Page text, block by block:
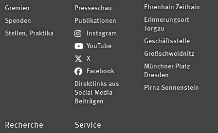
Gremien
Spenden
Stellen, Praktika
Presseschau
Publikationen
Instagram
YouTube
X
Facebook
Direktlinks aus
Social-Media-
Beiträgen
Ehrenhain Zeithain
Erinnerungsort
Torgau
Geschäftsstelle
Großschweidnitz
Münchner Platz
Dresden
Pirna-Sonnenstein
Recherche Service